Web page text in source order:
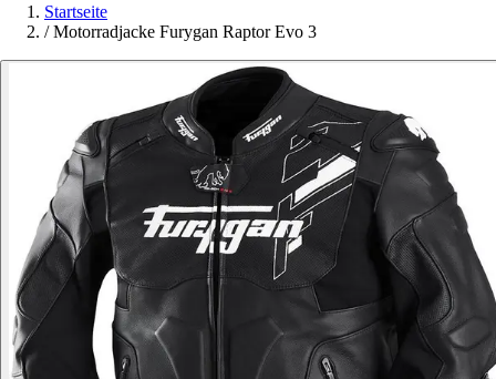
Startseite
/ Motorradjacke Furygan Raptor Evo 3